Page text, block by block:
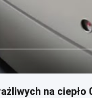
na ciepło